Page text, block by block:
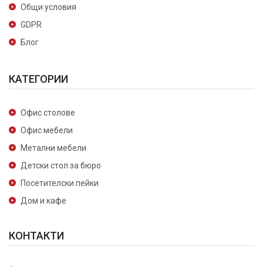
Общи условия
GDPR
Блог
КАТЕГОРИИ
Офис столове
Офис мебели
Метални мебели
Детски стол за бюро
Посетителски пейки
Дом и кафе
КОНТАКТИ